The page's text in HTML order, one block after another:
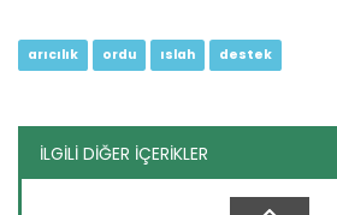
arıcılık ordu ıslah destek
İLGİLİ DİĞER İÇERİKLER
Fındıkta kalite hasat filesi...
Ordu İl Tarım ve Orman Müdürlüğü